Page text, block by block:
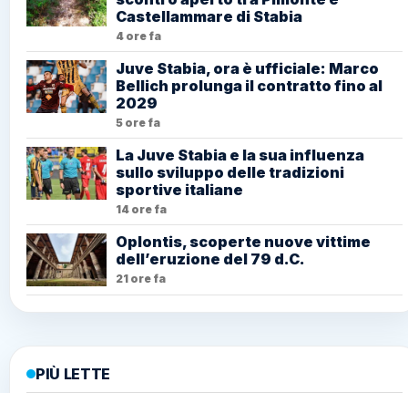
Castellammare di Stabia
4 ore fa
Juve Stabia, ora è ufficiale: Marco
Bellich prolunga il contratto fino al
2029
5 ore fa
La Juve Stabia e la sua influenza
sullo sviluppo delle tradizioni
sportive italiane
14 ore fa
Oplontis, scoperte nuove vittime
dell’eruzione del 79 d.C.
21 ore fa
PIÙ LETTE